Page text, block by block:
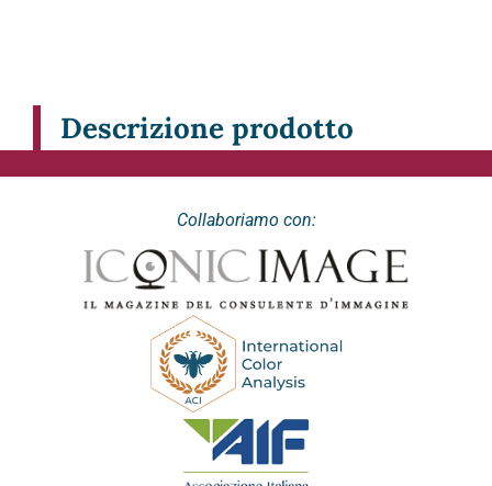
Descrizione prodotto
Collaboriamo con: